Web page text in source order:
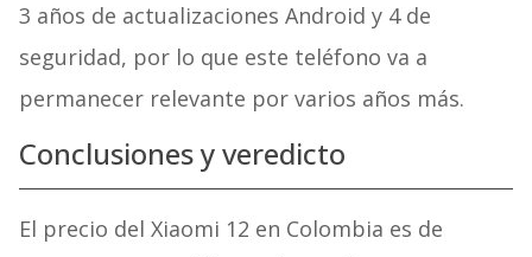
3 años de actualizaciones Android y 4 de
seguridad, por lo que este teléfono va a
permanecer relevante por varios años más.
Conclusiones y veredicto
El precio del Xiaomi 12 en Colombia es de